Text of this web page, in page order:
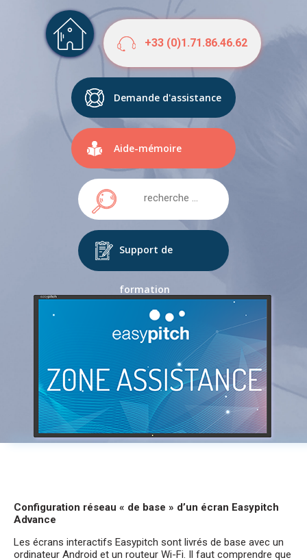
+33 (0)1.71.86.46.62
Demande d'assistance
Aide-mémoire
Support de
formation
Configuration réseau « de base » d’un écran Easypitch
Advance
Les écrans interactifs Easypitch sont livrés de base avec un
ordinateur Android et un routeur Wi-Fi. Il faut comprendre que